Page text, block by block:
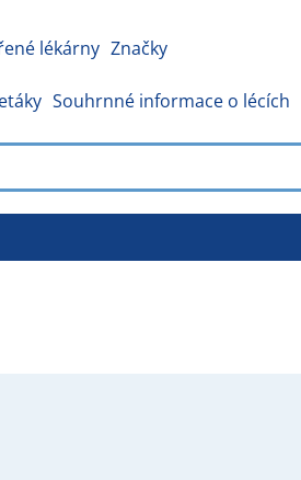
lékárny Značky
Souhrnné informace o lécích